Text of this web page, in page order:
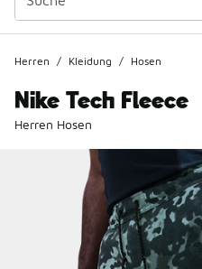
Herren / Kleidung / Hosen
Nike Tech Fleece
Herren Hosen